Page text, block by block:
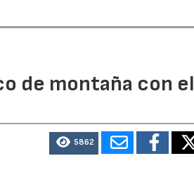
de montaña con el
5862